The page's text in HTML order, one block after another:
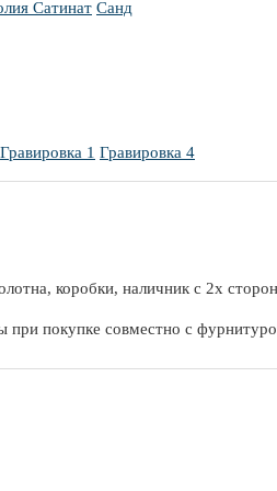
Сатинат Санд
Гравировка 1 Гравировка 4
коробки, наличник с 2х сторон
при покупке совместно с